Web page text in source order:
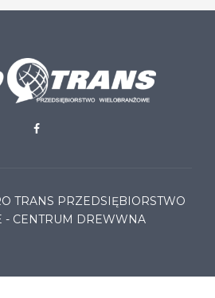
TRANS PRZEDSIĘBIORSTWO
- CENTRUM DREWWNA